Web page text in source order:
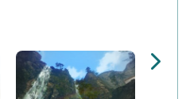
kan spille med; spirituelle